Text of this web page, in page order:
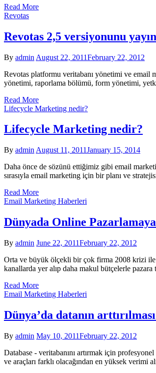
Read More
Revotas
Revotas 2,5 versiyonunu
By admin August 22, 2011February 22, 2012
Revotas platformu veritabanı yönetimi ve
yönetimi, raporlama bölümü, form yönetimi,
Read More
Lifecycle Marketing nedir?
Lifecycle Marketing nedir?
By admin August 11, 2011January 15, 2014
Daha önce de sözünü ettiğimiz gibi email
sırasıyla email marketing için bir planı ve
Read More
Email Marketing Haberleri
Dünyada Online
By admin June 22, 2011February 22, 2012
Orta ve büyük ölçekli bir çok firma 2008 krizi ile
kanallarda yer alıp daha makul bütçelerle
Read More
Email Marketing Haberleri
Dünya’da datanın
By admin May 10, 2011February 22, 2012
Database - veritabanını artırmak için
ve araçları farklı olacağından en yüksek